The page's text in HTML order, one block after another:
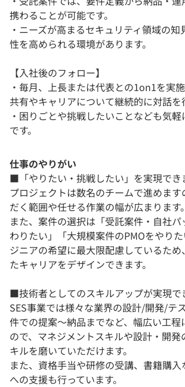
携わることが可能です。
・ニーズが高まるセキュリティ領域の
性を高められる環境があります。
【入社後のフォロー】
・毎月、上長または代表との1on1を実
共有やキャリアについて継続的に対話を
・困りごとや挑戦したいことなども気
です。
仕事のやりがい
■「やりたい・挑戦したい」を実現でき
プロジェクトは数名のチームで進めます
だく範囲や任せる作業の幅が広まります。
また、案件の選択は「受託案件・自社
わりたい」「大規模案件のPMOをやり
ジニアの希望に最大限配慮しているため
たキャリアをデザインできます。
■技術者としてのスキルアップが実現で
SES事業では様々な業界の設計/開発/テ
件での提案～納品までなど、幅広い工程
ので、マネジメントスキルや設計・開発
キルを磨いていただけます。
また、資格手当や研修の受講、書籍購
への支援も行っています。